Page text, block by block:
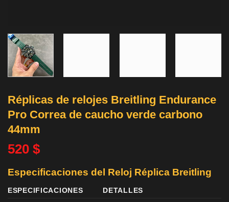
Réplicas de relojes Breitling Endurance
Pro Correa de caucho verde carbono
44mm
520 $
Especificaciones del Reloj Réplica Breitling
ESPECIFICACIONES
DETALLES